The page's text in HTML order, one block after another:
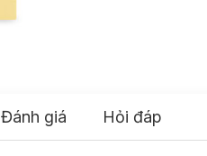
Đánh giá Hỏi đáp